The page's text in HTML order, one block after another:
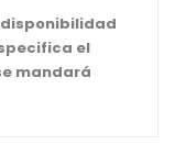
el
mandará